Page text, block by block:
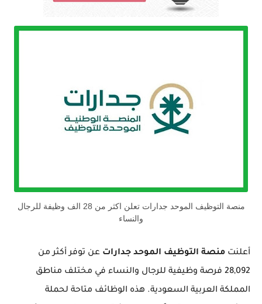
منصة التوظيف الموحد جدارات تعلن اكثر من 28 الف وظيفة للرجال
والنساء
أعلنت منصة التوظيف الموحد جدارات عن توفر أكثر من
28,092 فرصة وظيفية للرجال والنساء في مختلف مناطق
المملكة العربية السعودية. هذه الوظائف متاحة لحملة